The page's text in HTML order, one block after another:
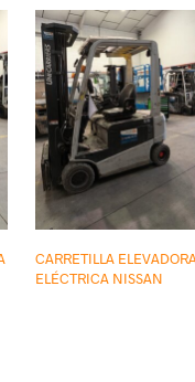
CARRETILLA
ELÉCTRICA NISSAN